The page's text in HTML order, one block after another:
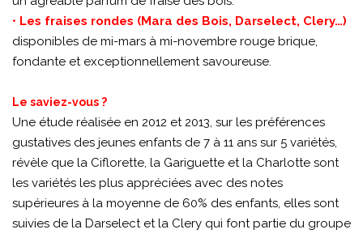
• Les fraises rondes (Mara des Bois, Darselect, Clery…)
disponibles de mi-mars à mi-novembre rouge brique,
fondante et exceptionnellement savoureuse.
Le saviez-vous ?
Une étude réalisée en 2012 et 2013, sur les préférences
gustatives des jeunes enfants de 7 à 11 ans sur 5 variétés,
révèle que la Ciflorette, la Gariguette et la Charlotte sont
les variétés les plus appréciées avec des notes
supérieures à la moyenne de 60% des enfants, elles sont
suivies de la Darselect et la Clery qui font partie du groupe